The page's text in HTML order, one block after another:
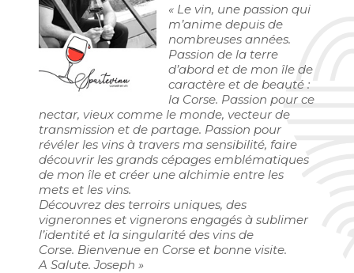
« Le vin, une passion qui
m’anime depuis de
nombreuses années.
Passion de la terre
d’abord et de mon île de
caractère et de beauté :
la Corse. Passion pour ce
nectar, vieux comme le monde, vecteur de
transmission et de partage. Passion pour
révéler les vins à travers ma sensibilité, faire
découvrir les grands cépages emblématiques
de mon île et créer une alchimie entre les
mets et les vins.
Découvrez des terroirs uniques, des
vigneronnes et vignerons engagés à sublimer
l’identité et la singularité des vins de
Corse. Bienvenue en Corse et bonne visite.
A Salute. Joseph »